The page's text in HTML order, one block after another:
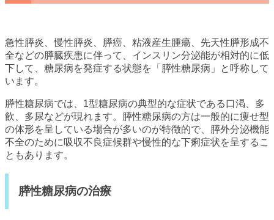
急性膵炎、慢性膵炎、膵癌、粘液産生腫瘍、先天性膵形成不
全などの膵臓疾患に伴って、インスリン分泌能が相対的に低
下して、糖尿病を発症する状態を「膵性糖尿病」と呼称して
います。
膵性糖尿病では、1型糖尿病の典型的な症状である口渇、多
飲、多尿などが現れます。膵性糖尿病の方は一般的に痩せ型
の体形を呈している場合が多いのが特徴的で、膵外分泌機能
不全のために吸収不良症候群や慢性的な下痢症状を呈するこ
ともあります。
膵性糖尿病の治療